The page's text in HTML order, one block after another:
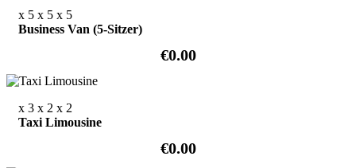
x 5 x 5 x 5
Business Van (5-Sitzer)
€0.00
x 3 x 2 x 2
Taxi Limousine
€0.00